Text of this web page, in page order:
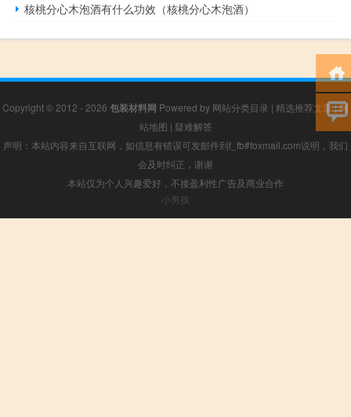
核桃分心木泡酒有什么功效（核桃分心木泡酒）
Copyright © 2012 - 2026 包装材料网 Powered by 网站分类目录 | 精选推荐文章|网
站地图 | 疑难解答
声明：本站内容来自互联网，如信息有错误可发邮件到f_fb#foxmail.com说明，我们
会及时纠正，谢谢
本站仅为个人兴趣爱好，不接盈利性广告及商业合作
小男孩